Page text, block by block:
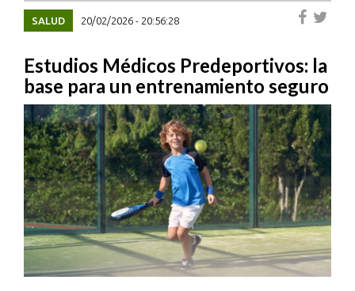
SALUD 20/02/2026 - 20:56:28
Estudios Médicos Predeportivos: la
base para un entrenamiento seguro